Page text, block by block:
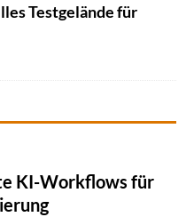
Testgelände für
KI-Workflows für